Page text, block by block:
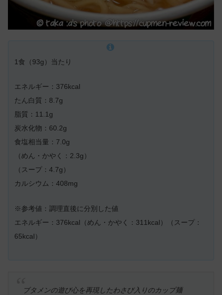
1食（93g）当たり
エネルギー：376kcal
たん白質：8.7g
脂質：11.1g
炭水化物：60.2g
食塩相当量：7.0g
（めん・かやく：2.3g）
（スープ：4.7g）
カルシウム：408mg
※参考値：調理直後に分別した値
エネルギー：376kcal（めん・かやく：311kcal）（スープ：
65kcal）
ブタメンの遊び心を再現したわさび入りのカップ麺